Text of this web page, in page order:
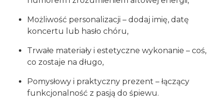
Możliwość personalizacji – dodaj imię, datę
koncertu lub hasło chóru,
Trwałe materiały i estetyczne wykonanie – coś,
co zostaje na długo,
Pomysłowy i praktyczny prezent – łączący
funkcjonalność z pasją do śpiewu.